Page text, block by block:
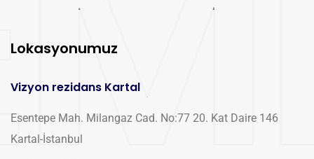
Lokasyonumuz
Vizyon rezidans Kartal
Esentepe Mah. Milangaz Cad. No:77 20. Kat Daire 146
Kartal-İstanbul